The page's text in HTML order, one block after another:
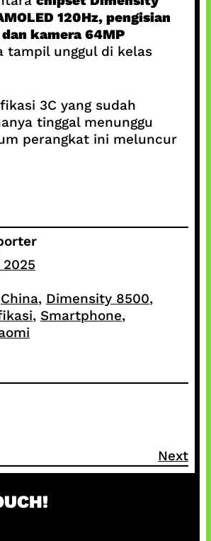
120Hz, pengisian
kamera 64MP
tampil unggul di kelas
3C yang sudah
tinggal menunggu
perangkat ini meluncur
China, Dimensity 8500 ,
, Smartphone ,
Next